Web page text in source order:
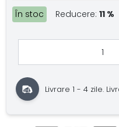
În stoc Reducere: 11 %
Livrare 1 - 4 zile.